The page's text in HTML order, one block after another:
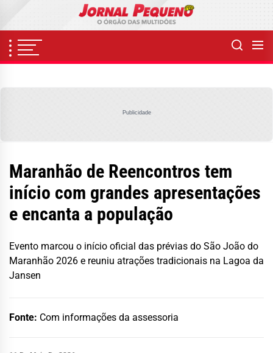
content
Publicidade
Maranhão de Reencontros tem
início com grandes apresentações
e encanta a população
Evento marcou o início oficial das prévias do São João do
Maranhão 2026 e reuniu atrações tradicionais na Lagoa da
Jansen
Fonte: Com informações da assessoria